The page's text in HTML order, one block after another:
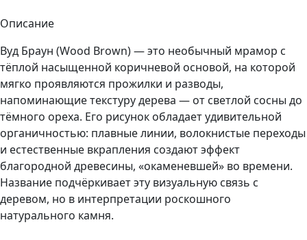
Описание
Вуд Браун (Wood Brown) — это необычный мрамор с
тёплой насыщенной коричневой основой, на которой
мягко проявляются прожилки и разводы,
напоминающие текстуру дерева — от светлой сосны до
тёмного ореха. Его рисунок обладает удивительной
органичностью: плавные линии, волокнистые переходы
и естественные вкрапления создают эффект
благородной древесины, «окаменевшей» во времени.
Название подчёркивает эту визуальную связь с
деревом, но в интерпретации роскошного
натурального камня.